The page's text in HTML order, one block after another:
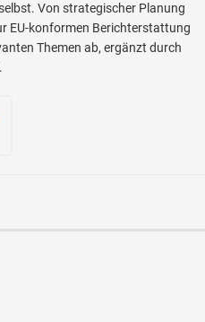
Von strategischer Planung
EU-konformen Berichterstattung
Themen ab, ergänzt durch